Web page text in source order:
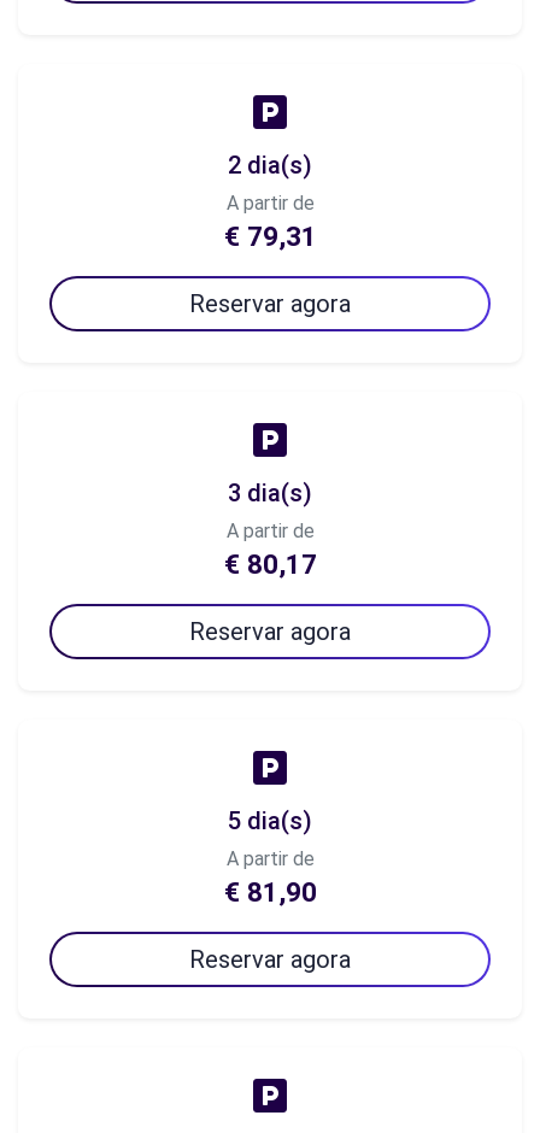
2 dia(s)
A partir de
€ 79,31
Reservar agora
3 dia(s)
A partir de
€ 80,17
Reservar agora
5 dia(s)
A partir de
€ 81,90
Reservar agora